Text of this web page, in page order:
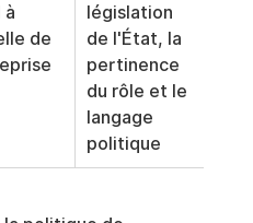
à
de
législation
de l'État, la
pertinence
du rôle et le
langage
politique